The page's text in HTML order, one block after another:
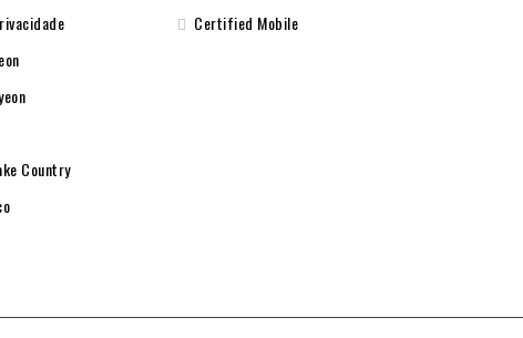
Country
Certified Mobile